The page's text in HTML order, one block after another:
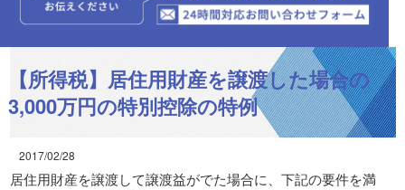
【所得税】居住用財産を譲渡した場合の
3,000万円の特別控除の特例
2017/02/28
居住用財産を譲渡して譲渡益がでた場合に、下記の要件を満